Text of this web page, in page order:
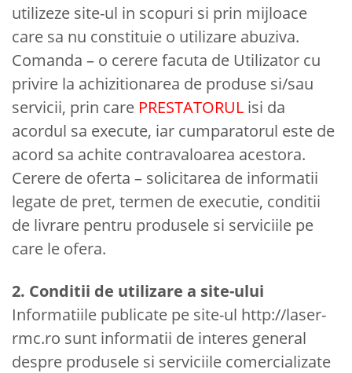
utilizeze site-ul in scopuri si prin mijloace
care sa nu constituie o utilizare abuziva.
Comanda – o cerere facuta de Utilizator cu
privire la achizitionarea de produse si/sau
servicii, prin care PRESTATORUL isi da
acordul sa execute, iar cumparatorul este de
acord sa achite contravaloarea acestora.
Cerere de oferta – solicitarea de informatii
legate de pret, termen de executie, conditii
de livrare pentru produsele si serviciile pe
care le ofera.
2. Conditii de utilizare a site-ului
Informatiile publicate pe site-ul http://laser-
rmc.ro sunt informatii de interes general
despre produsele si serviciile comercializate